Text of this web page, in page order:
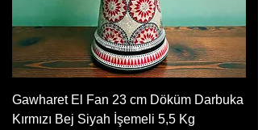
Gawharet El Fan 23 cm Döküm Darbuka
Kırmızı Bej Siyah İşemeli 5,5 Kg